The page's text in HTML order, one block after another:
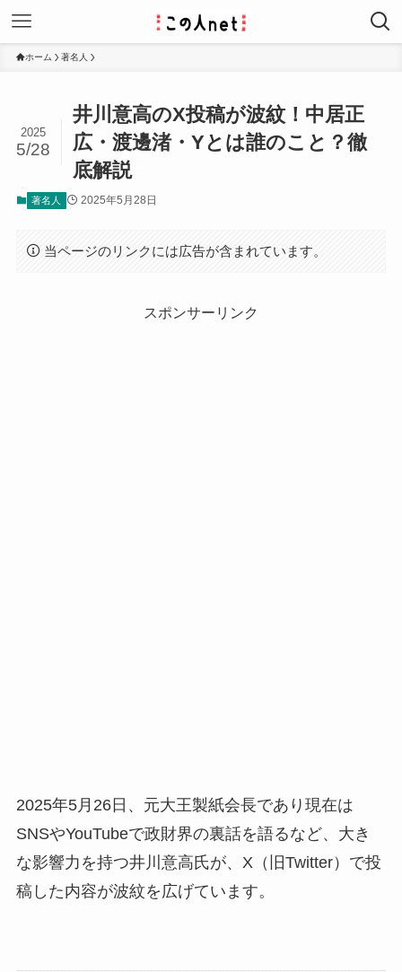
ホーム 著名人
井川意高のX投稿が波紋！中居正
広・渡邊渚・Yとは誰のこと？徹
底解説
2025
5/28
著名人 2025年5月28日
当ページのリンクには広告が含まれています。
スポンサーリンク
2025年5月26日、元大王製紙会長であり現在は
SNSやYouTubeで政財界の裏話を語るなど、大き
な影響力を持つ井川意高氏が、X（旧Twitter）で投
稿した内容が波紋を広げています。